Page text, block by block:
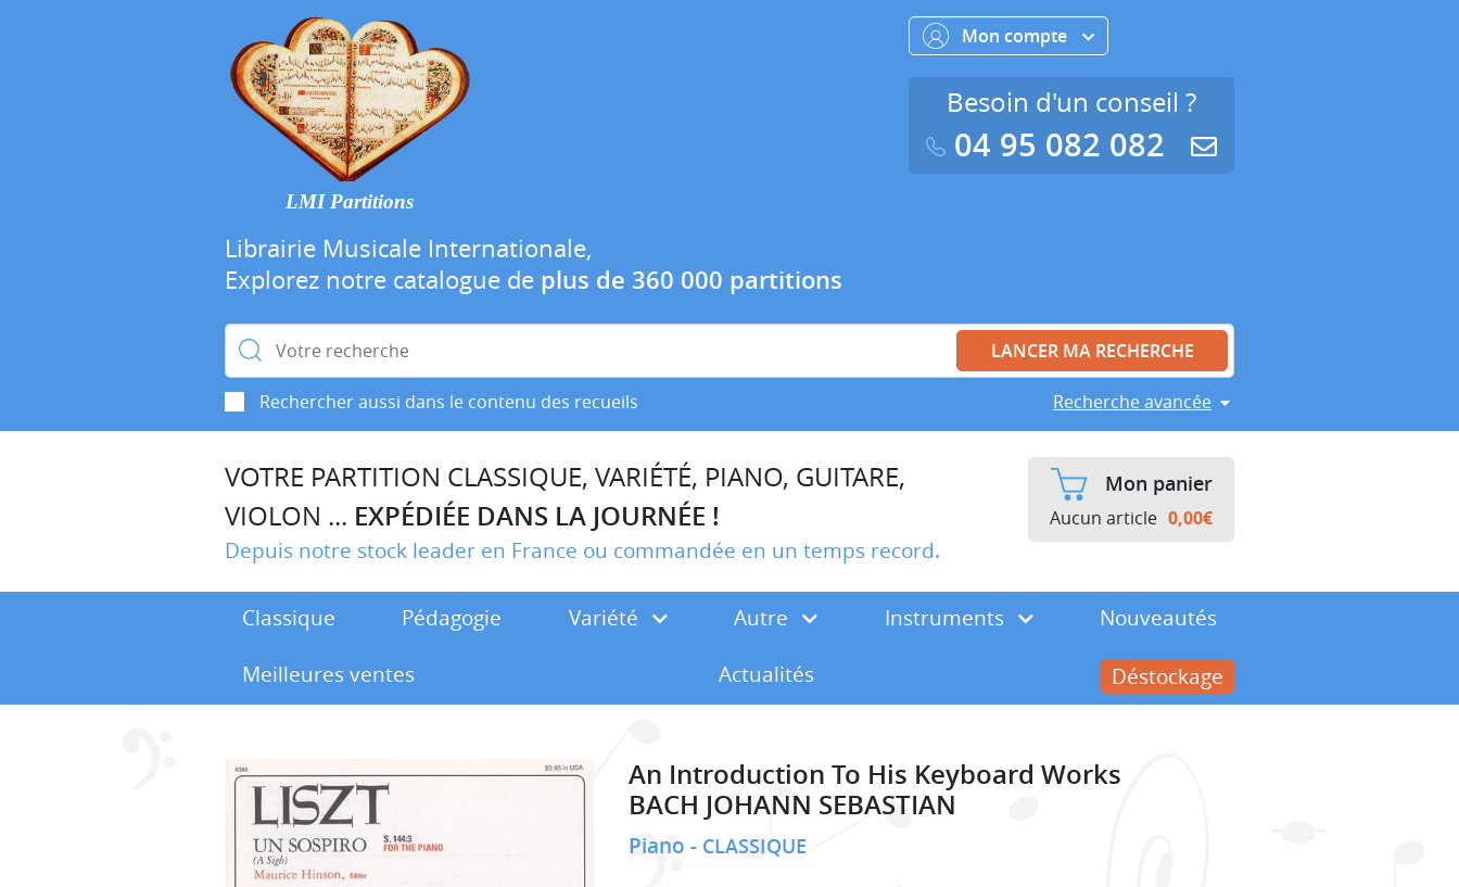
LMI Partitions
Librairie Musicale Internationale,
Explorez notre catalogue de plus de 360 000 partitions
Rechercher :
Rechercher aussi dans le contenu des recueils Recherche avancée
Mon compte
Besoin d'un conseil ?
04 95 082 082
VOTRE PARTITION CLASSIQUE, VARIÉTÉ, PIANO, GUITARE,
VIOLON ... EXPÉDIÉE DANS LA JOURNÉE !
Depuis notre stock leader en France ou commandée en un temps record.
Mon panier
Aucun article 0,00€
Classique Pédagogie Variété Autre Instruments
Nouveautés
Meilleures ventes
Actualités Déstockage
An Introduction To His Keyboard Works
BACH JOHANN SEBASTIAN
Piano CLASSIQUE